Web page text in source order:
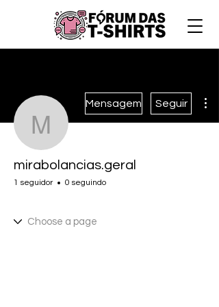
Mensagem Seguir
mirabolancias.geral
1 seguidor 0 seguindo